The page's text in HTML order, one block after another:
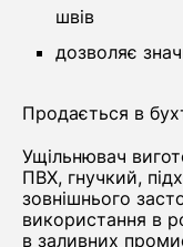
швів
дозволяє
Продається в
Ущільнювач
ПВХ, гнучкий,
зовнішнього
використання в
в заливних